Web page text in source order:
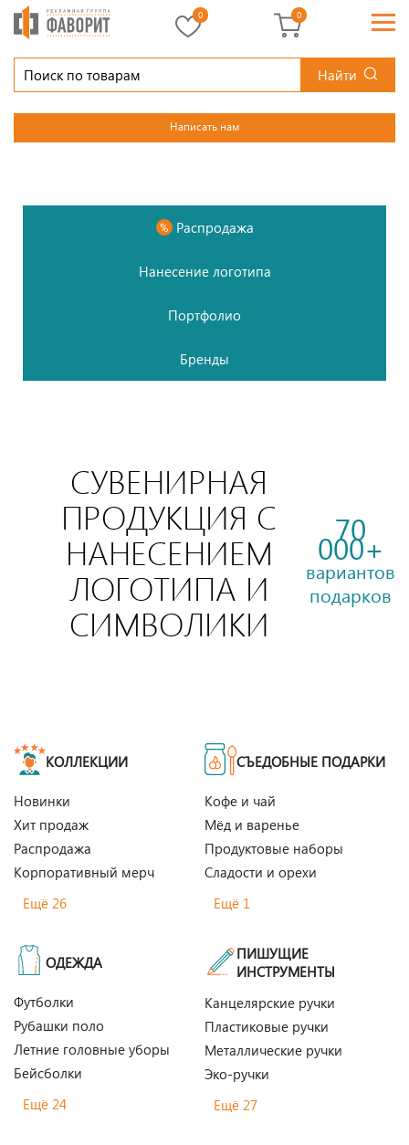
Найти
Написать нам
0 0
Распродажа
Нанесение логотипа
Портфолио
Бренды
СУВЕНИРНАЯ
ПРОДУКЦИЯ С
НАНЕСЕНИЕМ
ЛОГОТИПА И
СИМВОЛИКИ
70
000+
вариантов
подарков
КОЛЛЕКЦИИ
Новинки
Хит продаж
Распродажа
Корпоративный мерч
Ещё 26
СЪЕДОБНЫЕ ПОДАРКИ
Кофе и чай
Мёд и варенье
Продуктовые наборы
Сладости и орехи
Ещё 1
ОДЕЖДА
Футболки
Рубашки поло
Летние головные уборы
Бейсболки
Ещё 24
ПИШУЩИЕ
ИНСТРУМЕНТЫ
Канцелярские ручки
Пластиковые ручки
Металлические ручки
Эко-ручки
Ещё 27